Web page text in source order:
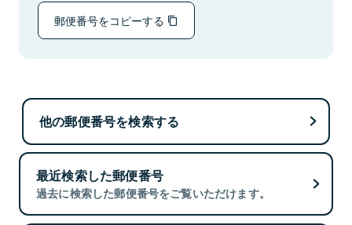
郵便番号をコピーする
他の郵便番号を検索する
最近検索した郵便番号
過去に検索した郵便番号をご覧いただけます。